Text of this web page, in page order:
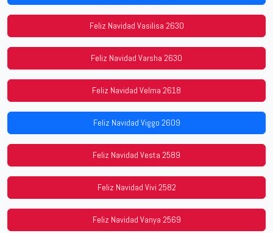
Feliz Navidad Vasilisa 2630
Feliz Navidad Varsha 2630
Feliz Navidad Velma 2618
Feliz Navidad Viggo 2609
Feliz Navidad Vesta 2589
Feliz Navidad Vivi 2582
Feliz Navidad Vanya 2569